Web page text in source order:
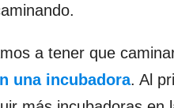
a tener que
una incubadora. Al